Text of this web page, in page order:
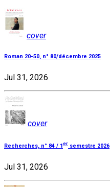
cover
Roman 20-50, n° 80/décembre 2025
Jul 31, 2026
cover
Recherches, n° 84 / 1er semestre 2026
Jul 31, 2026